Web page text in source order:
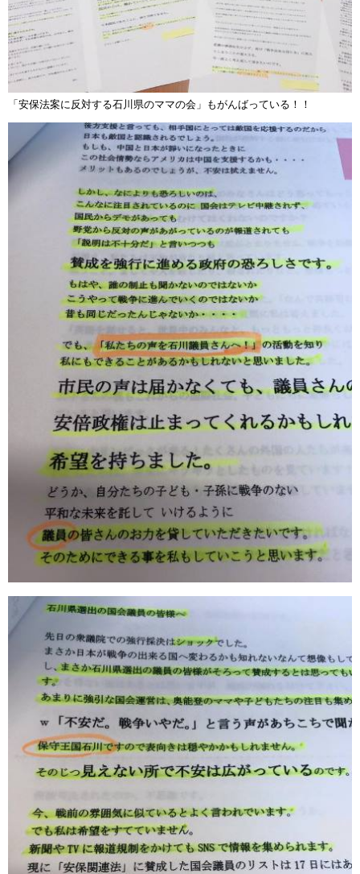
「安保法案に反対する石川県のママの会」もがんばっている！！